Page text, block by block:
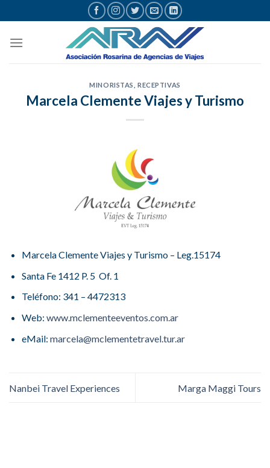
al
contenido
MINORISTAS ,RECEPTIVAS
Marcela Clemente Viajes y Turismo
Marcela Clemente Viajes y Turismo – Leg.15174
Santa Fe 1412 P. 5 Of. 1
Teléfono: 341 – 4472313
Web: www.mclementeeventos.com.ar
eMail: marcela@mclementetravel.tur.ar
Nanbei Travel Experiences Marga Maggi Tours